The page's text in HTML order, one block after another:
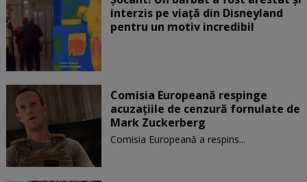
interzis pe viață din Disneyland
pentru un motiv incredibil
Comisia Europeană respinge
acuzaţiile de cenzură fornulate de
Mark Zuckerberg
Comisia Europeană a respins...